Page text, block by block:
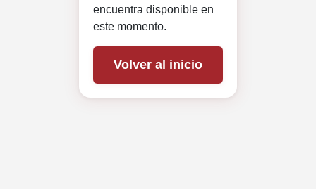
encuentra disponible en
este momento.
Volver al inicio